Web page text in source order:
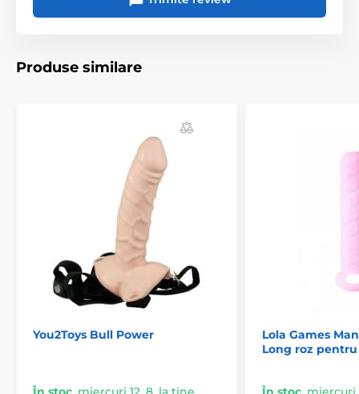
Aplicați lubrifiant în interiorul manșonului (pe
și fixați-l cu ajutorul inelului în jurul scrotului.
După utilizare, clătiți cu apă caldă și săpun.
Uscați și aplicați pudră specială pentru jucării
erotice. Păstrați în ambalajul original.
Produsul este inclus în categoria
Masturbatoare clasice
Manșoane pentru penis
Mărirea penisului
Produse similare
You2Toys Bull Power
Lola Games
Long roz pentru